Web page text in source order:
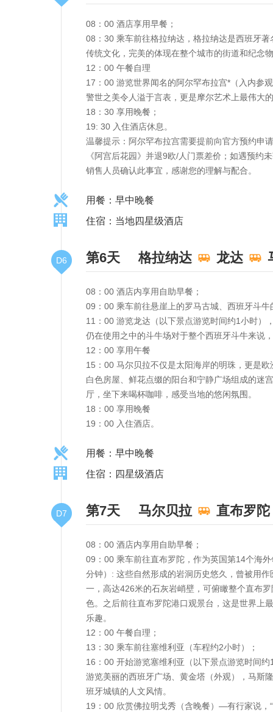
08：00 酒店享用早餐；
08：30 乘车前往格拉纳达，格拉纳达是西班牙
传统文化，完美的体现在整个城市的街道和纪念
12：00 午餐自理
17：00 游览世界闻名的阿尔罕布拉宫*（入内参
警世之美令人溢于言表，更是摩尔艺术上最伟大
18：30 享用晚餐；
19: 30 入住酒店休息。
温馨提示：阿尔罕布拉宫需要提前向官方预约申
《阿宫后花园》并退9欧/人门票差价；如遇预
销售人员确认此事宜，感谢您的理解与配合。
用餐：早中晚餐
住宿：当地四星级酒店
D6 第6天 格拉纳达 龙达
08：00 酒店内享用自助早餐；
09：00 乘车前往悬崖上的罗马古城、西班牙斗牛
11：00 游览龙达（以下景点游览时间约1小时）
仍在使用之中的斗牛场对于整个西班牙斗牛来说
12：00 享用午餐
15：00 马尔贝拉不仅是太阳海岸的明珠，更是
白色房屋、鲜花点缀的阳台和宁静广场组成的迷
厅，坐下来喝杯咖啡，感受当地的悠闲氛围。
18：00 享用晚餐
19：00 入住酒店。
用餐：早中晚餐
住宿：四星级酒店
D7 第7天 马尔贝拉 直布罗陀
08：00 酒店内享用自助早餐；
09：00 乘车前往直布罗陀，作为英国第14个海
分钟）: 这些自然形成的岩洞历史悠久，曾被用
一，高达426米的石灰岩峭壁，可俯瞰整个直布
色。之后前往直布罗陀港口观景台，这是世界上
乐趣。
12：00 午餐自理；
13：30 乘车前往塞维利亚（车程约2小时）；
16：00 开始游览塞维利亚（以下景点游览时间
游览美丽的西班牙广场、黄金塔（外观），马斯
班牙城镇的人文风情。
19：00 欣赏佛拉明戈秀（含晚餐）—有行家说，